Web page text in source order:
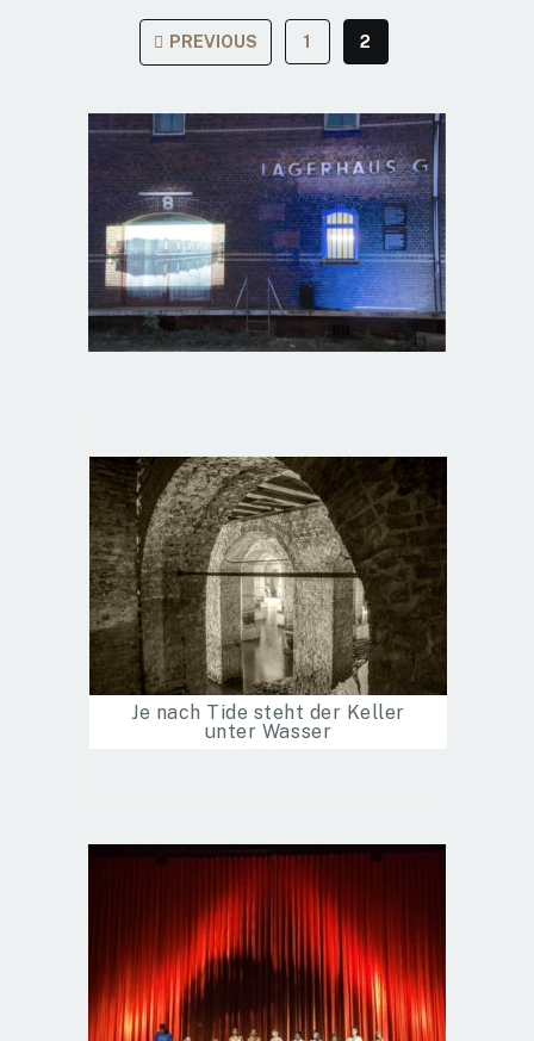
BEITRÄGE
PREVIOUS 1 2
Je nach Tide steht der Keller
unter Wasser